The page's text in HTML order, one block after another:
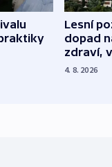
Lesní
dopad
zdraví,
4. 8. 2026